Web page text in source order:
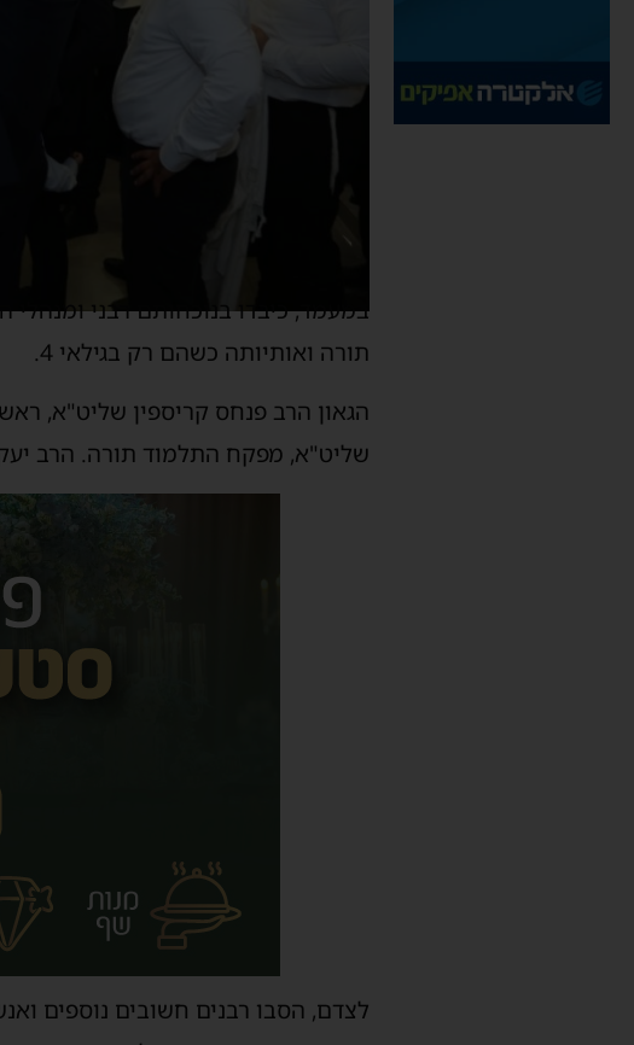
במעמד, כיבדו בנוכחותם רבני
תורה ואותיותה כשהם רק בגילאי 4.
הגאון הרב פנחס קריספין שליט"א,
שליט"א, מפקח התלמוד תורה. הרב
לצדם, הסבו רבנים חשובים נוספים